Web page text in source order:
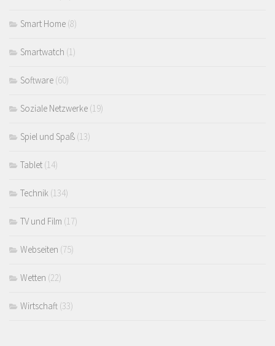
Smart Home (8)
Smartwatch (1)
Software (60)
Soziale Netzwerke (19)
Spiel und Spaß (13)
Tablet (14)
Technik (134)
TV und Film (17)
Webseiten (75)
Wetten (22)
Wirtschaft (33)